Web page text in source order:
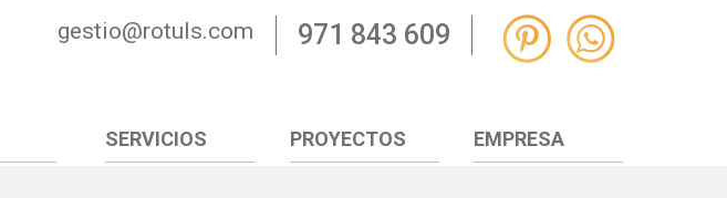
gestio@rotuls.com 971 843 609
SERVICIOS PROYECTOS EMPRESA